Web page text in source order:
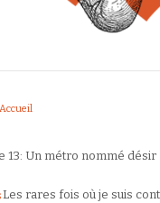
Accueil
13: Un métro nommé désir
Les rares fois où je suis